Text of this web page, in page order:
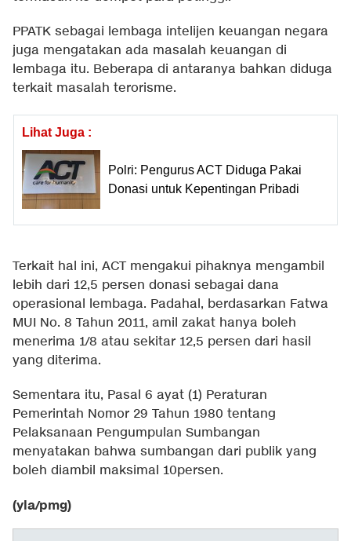
PPATK sebagai lembaga intelijen keuangan negara
juga mengatakan ada masalah keuangan di
lembaga itu. Beberapa di antaranya bahkan diduga
terkait masalah terorisme.
Lihat Juga :
Polri: Pengurus ACT Diduga Pakai
Donasi untuk Kepentingan Pribadi
Terkait hal ini, ACT mengakui pihaknya mengambil
lebih dari 12,5 persen donasi sebagai dana
operasional lembaga. Padahal, berdasarkan Fatwa
MUI No. 8 Tahun 2011, amil zakat hanya boleh
menerima 1/8 atau sekitar 12,5 persen dari hasil
yang diterima.
Sementara itu, Pasal 6 ayat (1) Peraturan
Pemerintah Nomor 29 Tahun 1980 tentang
Pelaksanaan Pengumpulan Sumbangan
menyatakan bahwa sumbangan dari publik yang
boleh diambil maksimal 10persen.
(yla/pmg)